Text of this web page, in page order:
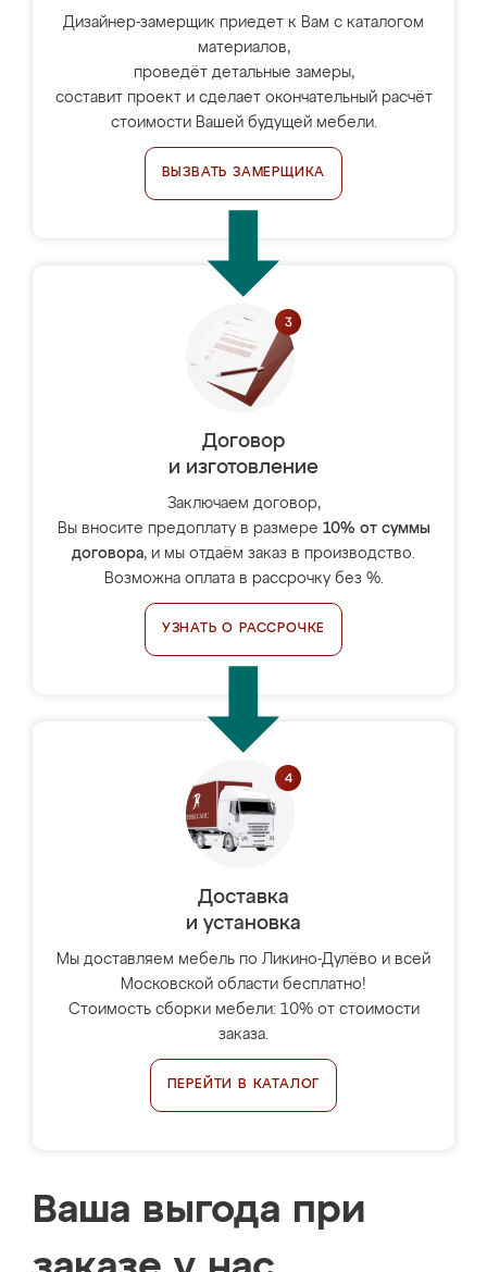
Дизайнер-замерщик приедет к Вам с каталогом
материалов,
проведёт детальные замеры,
составит проект и сделает окончательный расчёт
стоимости Вашей будущей мебели.
ВЫЗВАТЬ ЗАМЕРЩИКА
Договор
и изготовление
Заключаем договор,
Вы вносите предоплату в размере 10% от суммы
договора, и мы отдаём заказ в производство.
Возможна оплата в рассрочку без %.
УЗНАТЬ О РАССРОЧКЕ
Доставка
и установка
Мы доставляем мебель по Ликино-Дулёво и всей
Московской области бесплатно!
Стоимость сборки мебели: 10% от стоимости
заказа.
ПЕРЕЙТИ В КАТАЛОГ
Ваша выгода при